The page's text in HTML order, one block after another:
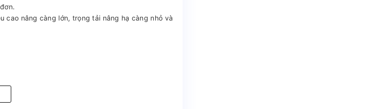
cao nâng càng lớn, trọng tải nâng hạ càng nhỏ và